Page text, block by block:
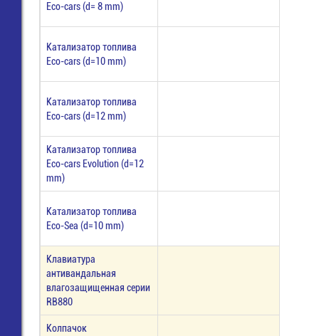
Eco-cars (d= 8 mm)
Катализатор топлива
Eco-cars (d=10 mm)
Катализатор топлива
Eco-cars (d=12 mm)
Катализатор топлива
Eco-cars Evolution (d=12
mm)
Катализатор топлива
Eco-Sea (d=10 mm)
Клавиатура
антивандальная
влагозащищенная серии
RB880
Колпачок